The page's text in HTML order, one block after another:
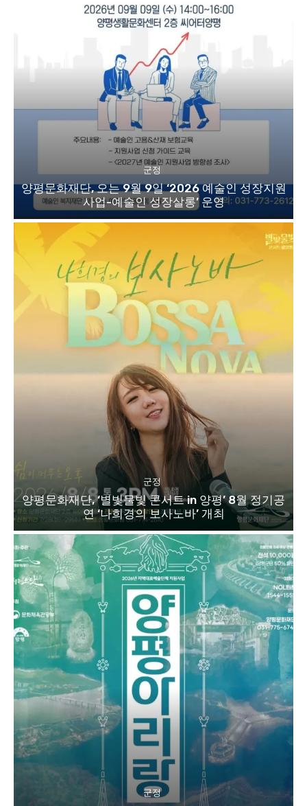
군정
양평문화재단, 오는 9월 9일 ‘2026 예술인 성장지원
사업-예술인 성장살롱’ 운영
군정
양평문화재단, ‘별빛물빛 콘서트 in 양평’ 8월 정기공
연 ‘나희경의 보사노바’ 개최
군정